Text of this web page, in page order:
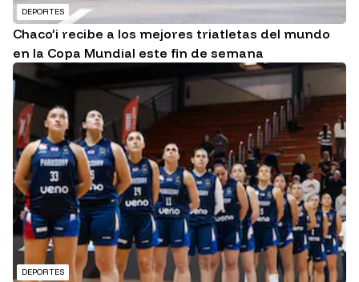
DEPORTES
Chaco’i recibe a los mejores triatletas del mundo
en la Copa Mundial este fin de semana
DEPORTES